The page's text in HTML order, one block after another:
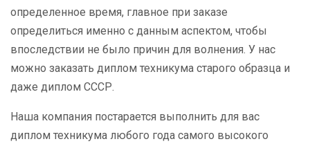
определенное время, главное при заказе
определиться именно с данным аспектом, чтобы
впоследствии не было причин для волнения. У нас
можно заказать диплом техникума старого образца и
даже диплом СССР.
Наша компания постарается выполнить для вас
диплом техникума любого года самого высокого